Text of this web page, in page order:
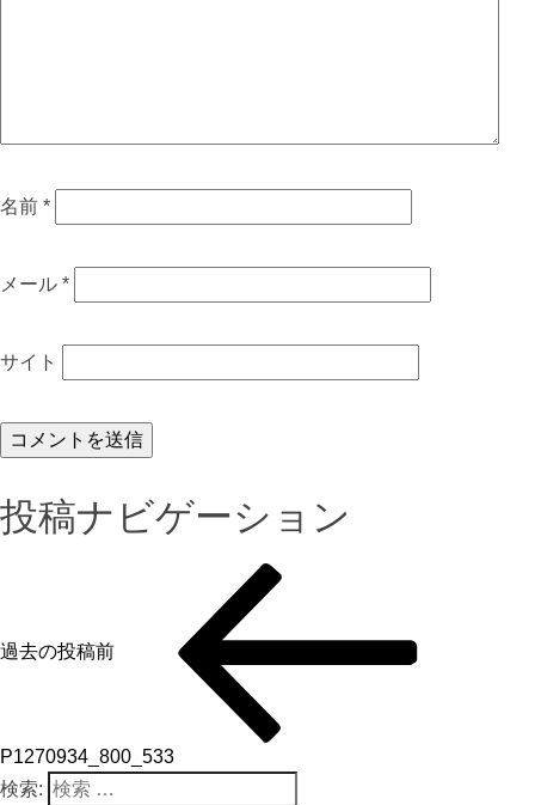
名前 *
メール *
サイト
投稿ナビゲーション
過去の投稿前
P1270934_800_533
検索: